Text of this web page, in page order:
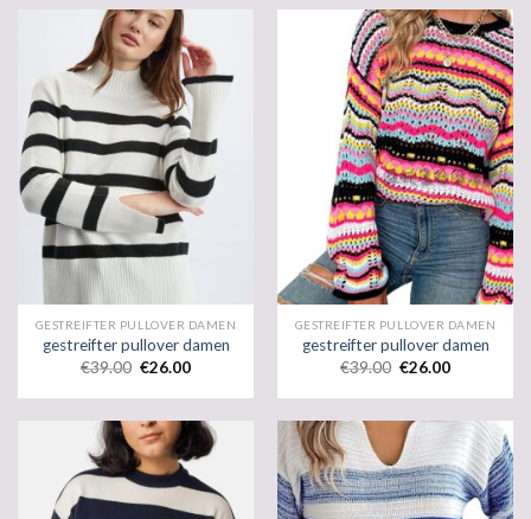
GESTREIFTER PULLOVER DAMEN
gestreifter pullover damen
€39.00 €26.00
GESTREIFTER PULLOVER DAMEN
gestreifter pullover damen
€39.00 €26.00